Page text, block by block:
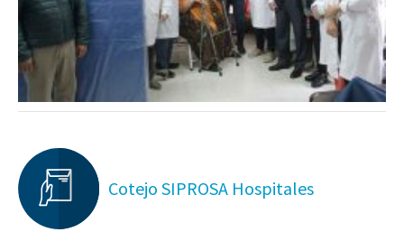
Cotejo SIPROSA Hospitales